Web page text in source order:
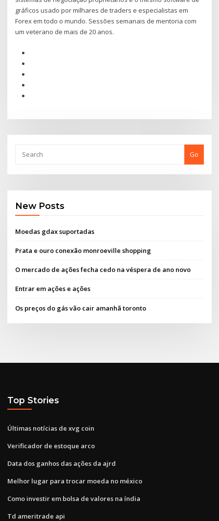
gráficos usado por milhares de traders e especialistas em
Forex em todo o mundo. Sessões semanais de mentoria com
um veterano de mais de 20 anos.
Go
New Posts
Moedas gdax suportadas
Prata e ouro conexão monroeville shopping
O mercado de ações fecha cedo na véspera de ano novo
Entrar em ações e ações
Os preços do gás vão cair amanhã toronto
Top Stories
Últimas notícias de xvg coin
Verificador de estoque arco
Data dos ganhos das ações da ajrd
Melhor lugar para trocar moeda no méxico
Como investir em bolsa de valores na índia
Td ameritrade api